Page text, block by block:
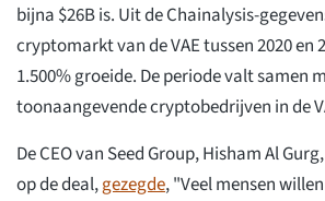
bijna $26B is. Uit de Chainalysis-
cryptomarkt van de VAE tussen 2020 en
1.500% groeide. De periode valt samen
toonaangevende cryptobedrijven in de
De CEO van Seed Group, Hisham Al
op de deal,gezegde, "Veel mensen